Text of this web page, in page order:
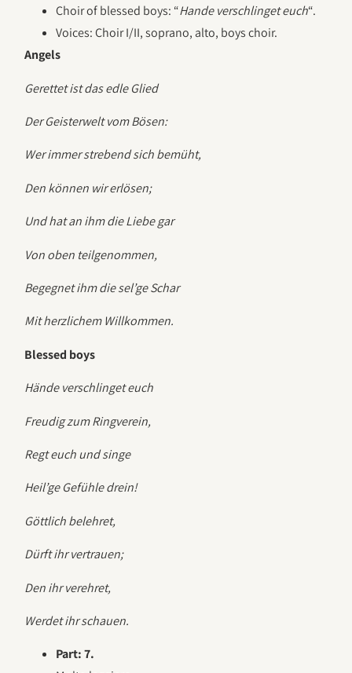
Choir of blessed boys: “Hande verschlinget euch“.
Voices: Choir I/II, soprano, alto, boys choir.
Angels
Gerettet ist das edle Glied
Der Geisterwelt vom Bösen:
Wer immer strebend sich bemüht,
Den können wir erlösen;
Und hat an ihm die Liebe gar
Von oben teilgenommen,
Begegnet ihm die sel’ge Schar
Mit herzlichem Willkommen.
Blessed boys
Hände verschlinget euch
Freudig zum Ringverein,
Regt euch und singe
Heil’ge Gefühle drein!
Göttlich belehret,
Dürft ihr vertrauen;
Den ihr verehret,
Werdet ihr schauen.
Part: 7.